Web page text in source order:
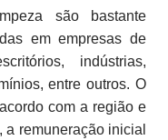
são bastante
em empresas de
indústrias,
entre outros. O
com a região e
remuneração inicial